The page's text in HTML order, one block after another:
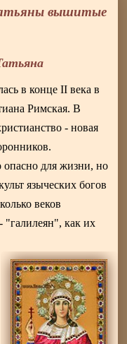
вышитые
в конце II века в
Римская. В
- новая
опасно для жизни, но
языческих богов
веков
"галилеян", как их